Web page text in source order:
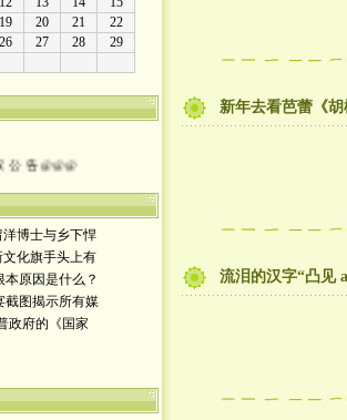
绝人身攻击！
布文章，
，均为原创。
作视频，
版权信息：
处（万维链接）
洋博士与乡下悍
文化旗手头上有
本原因是什么？
截图揭示所有媒
政府的《国家
新年去看芭蕾《
流泪的汉字“凸见